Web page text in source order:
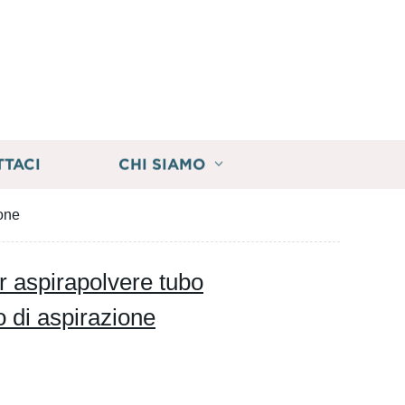
CHI SIAMO
aspirapolvere tubo
di aspirazione